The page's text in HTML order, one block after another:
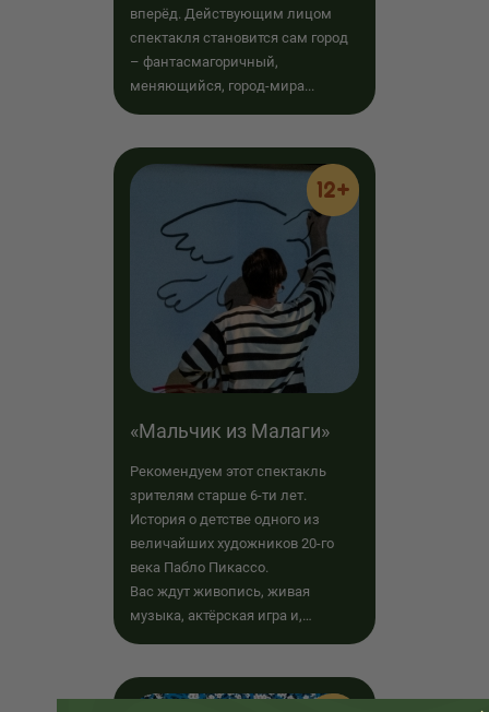
вперёд. Действующим лицом
спектакля становится сам город
– фантасмагоричный,
меняющийся, город-мира...
12+
«Мальчик из Малаги»
Рекомендуем этот спектакль
зрителям старше 6-ти лет.
История о детстве одного из
величайших художников 20-го
века Пабло Пикассо.
Вас ждут живопись, живая
музыка, актёрская игра и,
конечно же, куклы.